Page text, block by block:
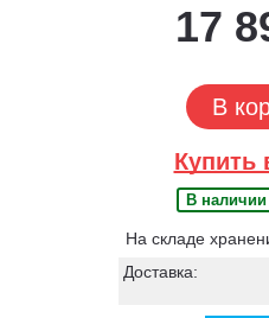
17
В
Купить
В наличии
На складе
Доставка: